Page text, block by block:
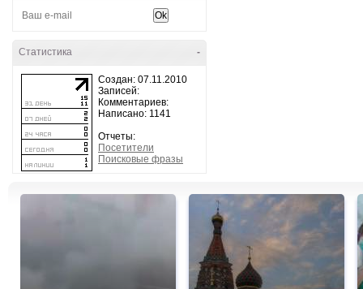
-
Статистика
Создан: 07.11.2010
Записей:
Комментариев:
Написано: 1141
Отчеты:
Посетители
Поисковые фразы